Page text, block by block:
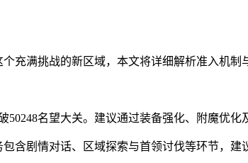
充满挑战的新区域，本文将详细解析准入机制
名望大关。建议通过装备强化、附魔优化
含剧情对话、区域探索与首领讨伐等环节，建